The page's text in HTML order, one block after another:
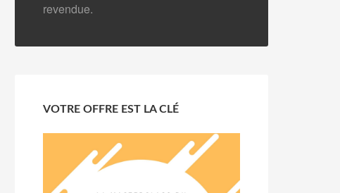
revendue.
VOTRE OFFRE EST LA CLÉ